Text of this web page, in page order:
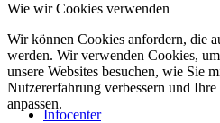
Infocenter
Wie wir Cookies verwenden
Wir können Cookies anfordern, die
werden. Wir verwenden Cookies,
unsere Websites besuchen, wie Sie
Nutzererfahrung verbessern und
anpassen.